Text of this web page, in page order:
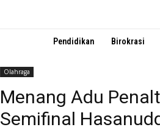
Pendidikan Birokrasi
Olahraga
Menang Adu
Semifinal